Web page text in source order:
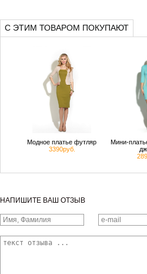
С ЭТИМ ТОВАРОМ ПОКУПАЮТ
Модное платье футляр
3390руб.
Мини-
НАПИШИТЕ ВАШ ОТЗЫВ